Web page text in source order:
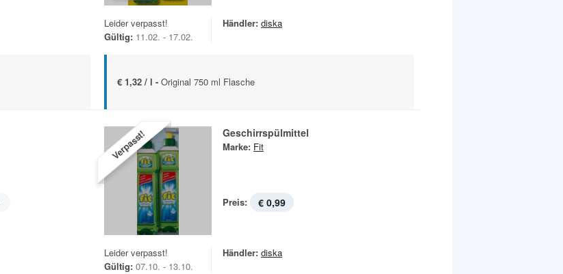
Leider verpasst!
Gültig: 11.02. - 17.02.
Händler: diska
€ 1,32 / l - Original 750 ml Flasche
Verpasst! Geschirrspülmittel
Marke: Fit
Preis: € 0,99
Leider verpasst!
Gültig: 07.10. - 13.10.
Händler: diska